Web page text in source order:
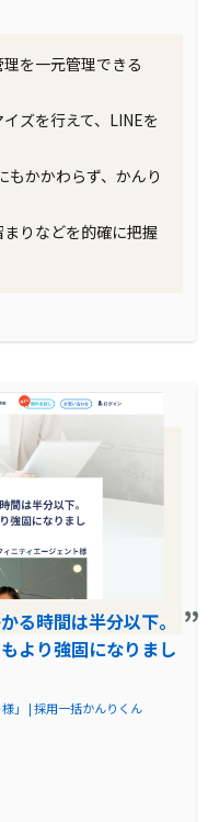
採用一括かんり
システム上で応
れているため、
。また、費用感
情報蓄積等の観
も利用していま
完結できるよう
40%まで引き上
LINEの活用によ
ンのレスポンス
からのエントリ
ようにして、製
に向上しまし
を一元管理できる
ズを行えて、LINEを
もかかわらず、かんり
りなどを的確に把握
る時間は半分以下。
より強固になりまし
」 | 採用一括かんりくん